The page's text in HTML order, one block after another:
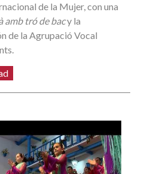
de la Mujer, con una
amb tró de bacy la
de la Agrupació Vocal